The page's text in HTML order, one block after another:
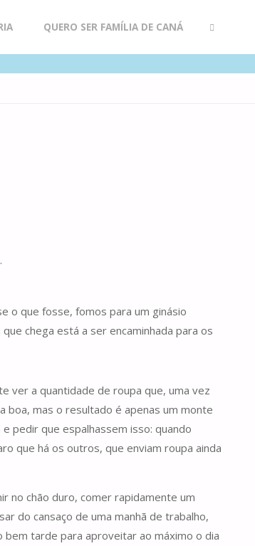
QUERO SER FAMÍLIA DE CANÁ
o que fosse, fomos para um ginásio
chega está a ser encaminhada para os
ver a quantidade de roupa que, uma vez
boa, mas o resultado é apenas um monte
pedir que espalhassem isso: quando
que há os outros, que enviam roupa ainda
no chão duro, comer rapidamente um
do cansaço de uma manhã de trabalho,
bem tarde para aproveitar ao máximo o dia